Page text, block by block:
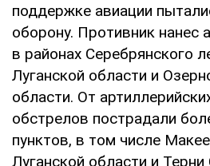
поддержке авиации
оборону. Противник нанес
в районах Серебрянского
Луганской области и
области. От
обстрелов пострадали
пунктов, в том числе
Луганской области и Терни